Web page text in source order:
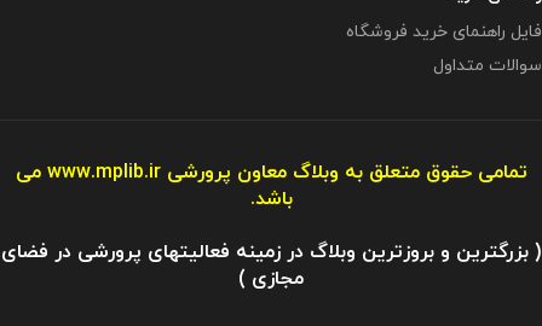
فایل راهنمای خرید فروشگاه
سوالات متداول
تمامی حقوق متعلق به وبلاگ معاون پرورشیwww.mplib.ir می
باشد.
( بزرگترین و بروزترین وبلاگ در زمینه فعالیتهای پرورشی در فضای
مجازی )